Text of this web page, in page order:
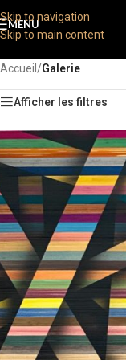
Skip to navigation
Skip to main content
MENU
Accueil /Galerie
Afficher les filtres